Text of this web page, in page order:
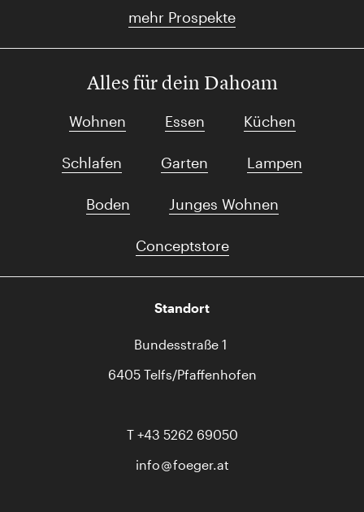
mehr Prospekte
Alles für dein Dahoam
Wohnen Essen Küchen
Schlafen Garten Lampen
Boden Junges Wohnen
Conceptstore
Standort
Bundesstraße 1
6405 Telfs/Pfaffenhofen
T +43 5262 69050
info
foeger.at